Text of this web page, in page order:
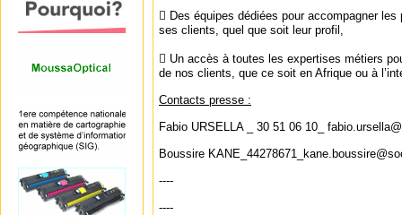
 Des équipes dédiées pour accompagner
ses clients, quel que soit leur profil,
 Un accès à toutes les expertises métiers
de nos clients, que ce soit en Afrique ou à
Contacts presse :
Fabio URSELLA _ 30 51 06 10_
Boussire
----
----